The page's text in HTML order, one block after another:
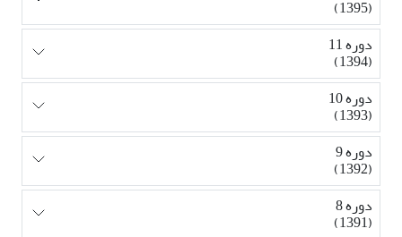
(1395)
دوره 11
(1394)
دوره 10
(1393)
دوره 9
(1392)
دوره 8
(1391)